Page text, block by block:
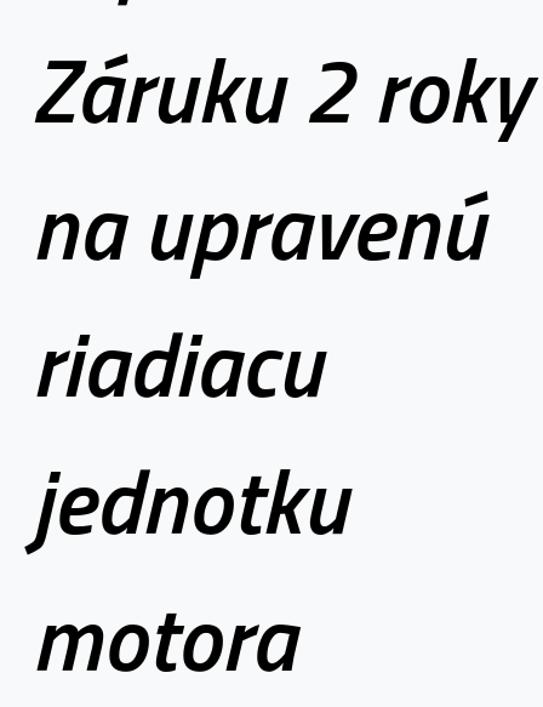
Záruku 2 roky
na upravenú
riadiacu
jednotku
motora